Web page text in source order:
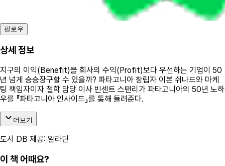
팔로우
상세 정보
지구의 이익(Benefit)을 회사의 수익(Profit)보다 우선하는 기업이 50
년 넘게 승승장구할 수 있을까? 파타고니아 창립자 이본 쉬나드와 마케
팅 책임자이자 철학 담당 이사 빈센트 스탠리가 파타고니아의 50년 노하
우를 『파타고니아 인사이드』를 통해 들려준다.
더보기
도서 DB 제공: 알라딘
이 책 어때요?